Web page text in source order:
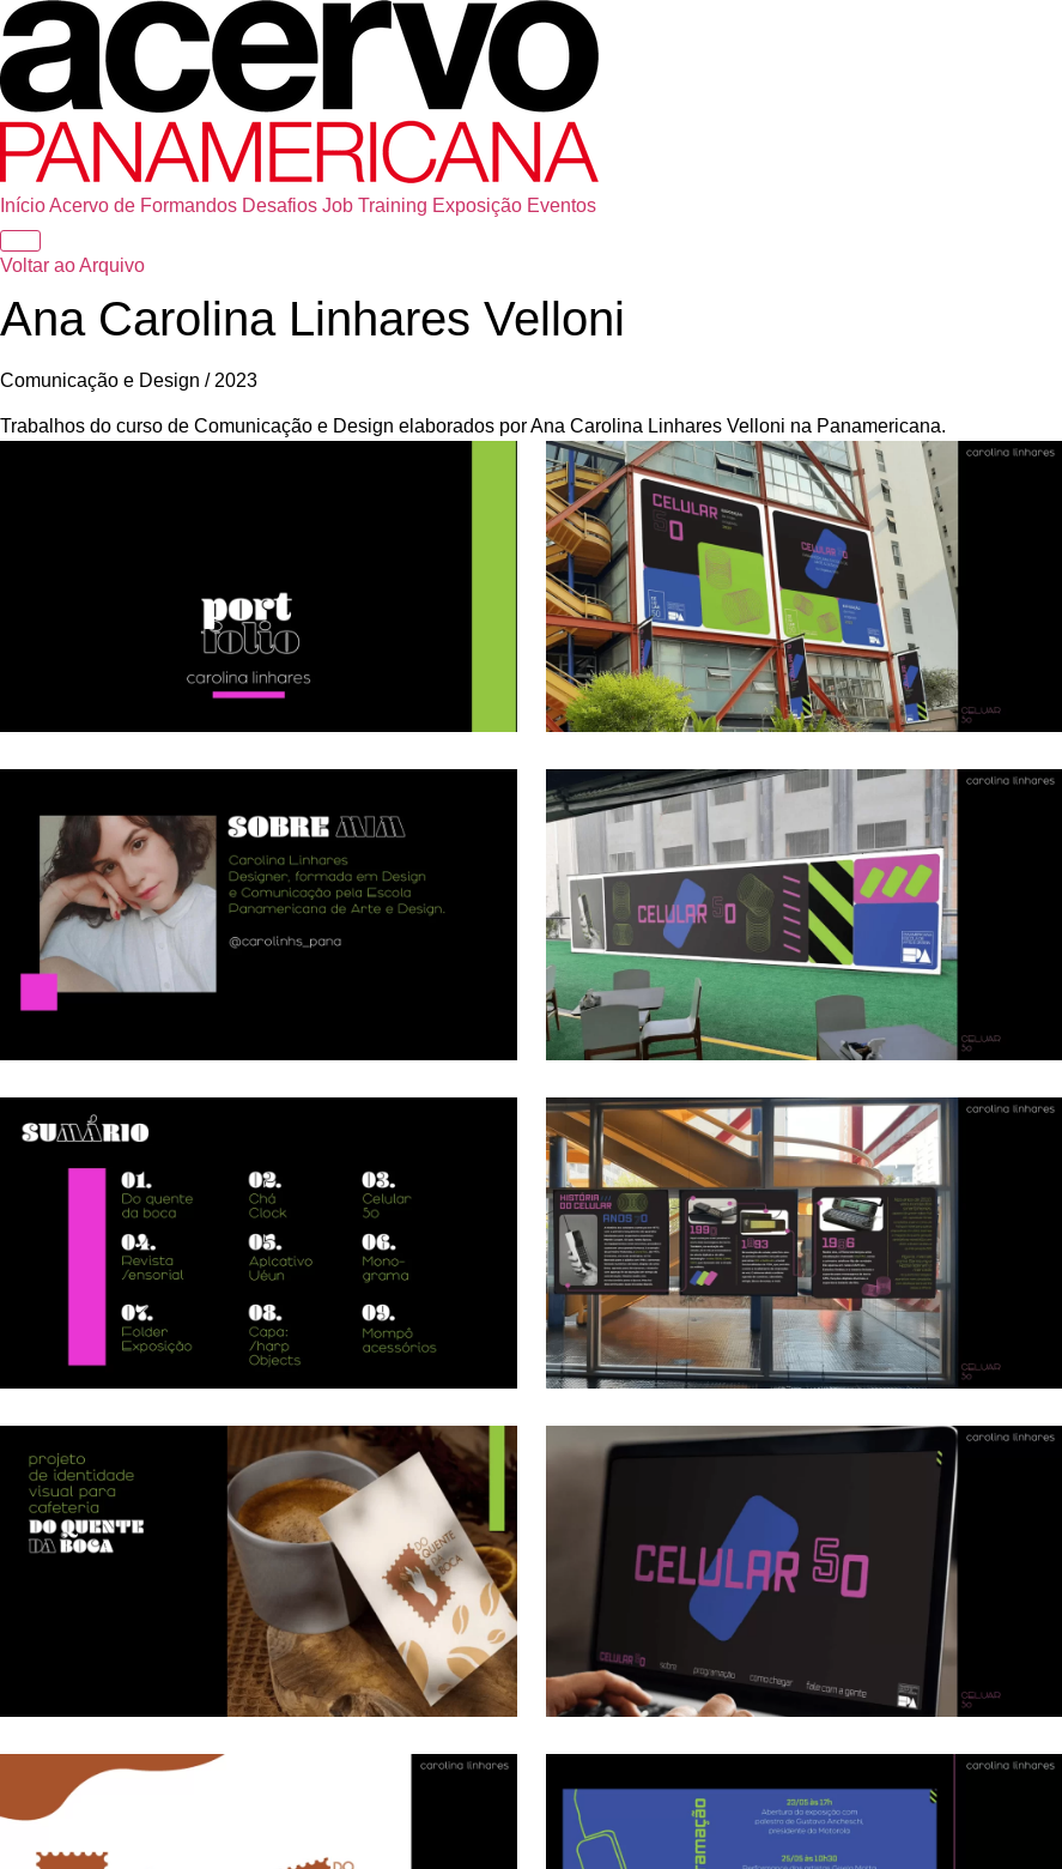
InícioAcervo de Formandos Desafios Job Training Exposição Eventos
Voltar ao Arquivo
Ana Carolina Linhares Velloni
Comunicação e Design / 2023
Trabalhos do curso de Comunicação e Design elaborados por Ana Carolina Linhares Velloni na Panamericana.